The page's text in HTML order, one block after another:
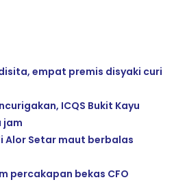
empat premis disyaki curi
ICQS Bukit Kayu
jam
Alor Setar maut berbalas
percakapan bekas CFO